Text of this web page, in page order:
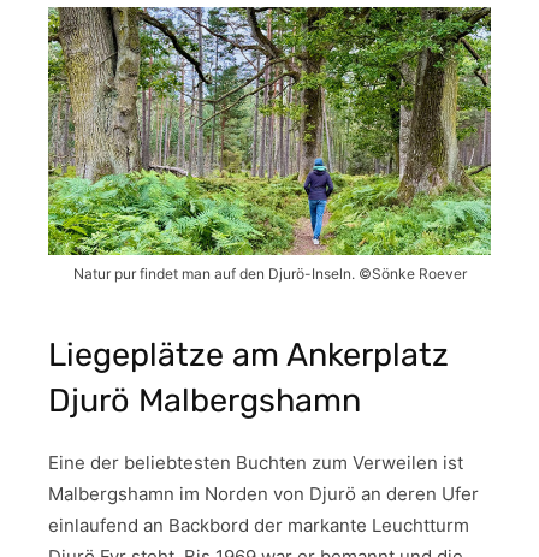
Natur pur findet man auf den Djurö-Inseln. ©Sönke Roever
Liegeplätze am Ankerplatz
Djurö Malbergshamn
Eine der beliebtesten Buchten zum Verweilen ist
Malbergshamn im Norden von Djurö an deren Ufer
einlaufend an Backbord der markante Leuchtturm